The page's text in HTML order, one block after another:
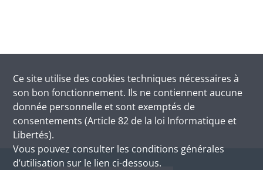
Ce site utilise des cookies techniques nécessaires à
son bon fonctionnement. Ils ne contiennent aucune
donnée personnelle et sont exemptés de
consentements (Article 82 de la loi Informatique et
Libertés).
Vous pouvez consulter les conditions générales
d’utilisation sur le lien ci-dessous.